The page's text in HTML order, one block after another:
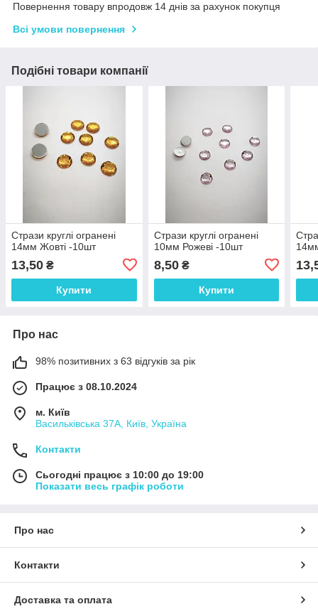
Повернення товару впродовж 14 днів за рахунок покупця
Всі умови повернення
Подібні товари компанії
Стрази круглі огранені
14мм Жовті -10шт
13,50 ₴
Купити
Стрази круглі огранені
10мм Рожеві -10шт
8,50₴
Купити
Про нас
98% позитивних з 63 відгуків за рік
Працює з 08.10.2024
м. Київ
Васильківська 37А, Київ, Україна
Контакти
Сьогодні працює з 10:00 до 19:00
Показати весь графік роботи
Про нас
Контакти
Доставка та оплата